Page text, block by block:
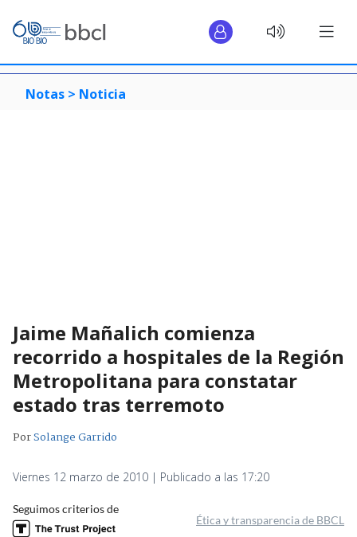
Notas > Noticia
Jaime Mañalich comienza
recorrido a hospitales de la Región
Metropolitana para constatar
estado tras terremoto
PorSolange Garrido
Viernes 12 marzo de 2010 | Publicado a las 17:20
Seguimos criterios de
Ética y transparencia de BBCL